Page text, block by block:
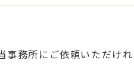
務所にご依頼いただけ